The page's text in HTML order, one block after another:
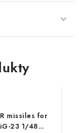
missiles for
23 1/48